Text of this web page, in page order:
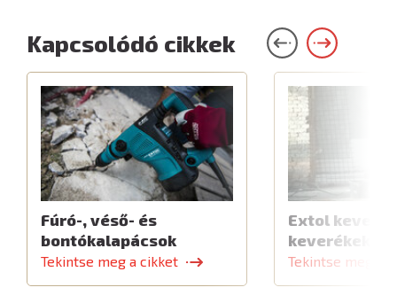
Kapcsolódó cikkek
Fúró-, véső- és
bontókalapácsok
Tekintse meg a cikket
Extol
Tekintse meg a